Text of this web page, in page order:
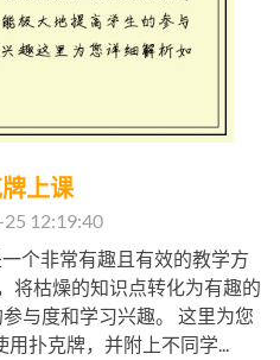
上课
12:19:40
个非常有趣且有效的教学方
将枯燥的知识点转化为有趣的
与度和学习兴趣。 这里为您
扑克牌，并附上不同学...